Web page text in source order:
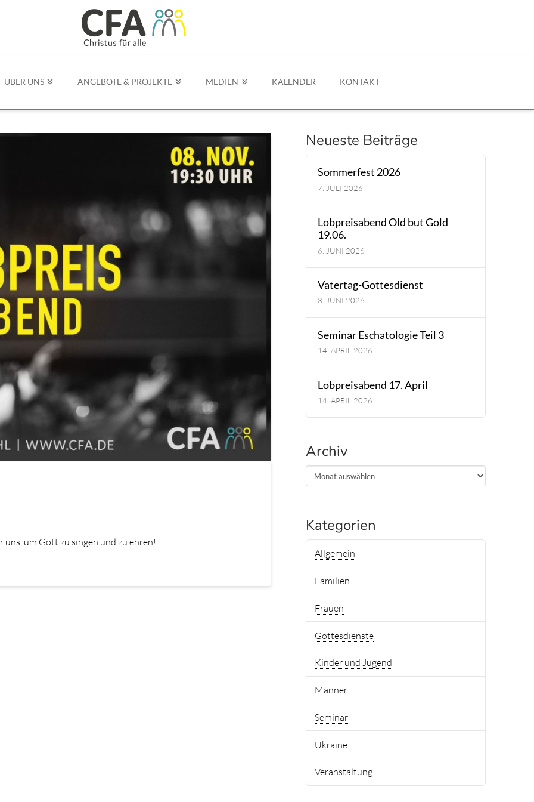
ÜBER UNS ANGEBOTE & PROJEKTE MEDIEN KALENDER KONTAKT
um Gott zu singen und zu ehren!
Neueste Beiträge
Sommerfest 2026
7. JULI 2026
Lobpreisabend Old but Gold
19.06.
6. JUNI 2026
Vatertag-Gottesdienst
3. JUNI 2026
Seminar Eschatologie Teil 3
14. APRIL 2026
Lobpreisabend 17. April
14. APRIL 2026
Archiv
Archiv
Kategorien
Allgemein
Familien
Frauen
Gottesdienste
Kinder und Jugend
Männer
Seminar
Ukraine
Veranstaltung